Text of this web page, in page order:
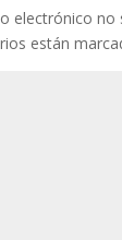
electrónico no
están